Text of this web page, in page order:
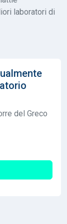
laboratori di
del Greco